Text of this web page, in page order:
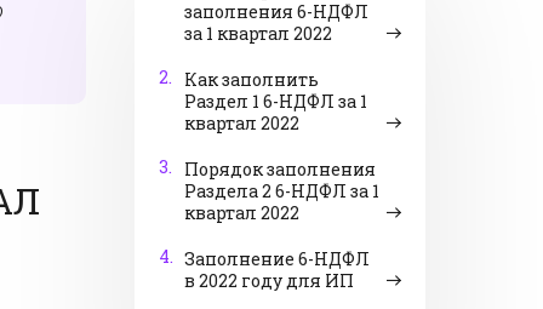
заполнения 6-НДФЛ
за 1 квартал 2022
2.
Как заполнить
Раздел 1 6-НДФЛ за 1
квартал 2022
3.
Порядок заполнения
Раздела 2 6-НДФЛ за 1
квартал 2022
4. Заполнение 6-НДФЛ
в 2022 году для ИП